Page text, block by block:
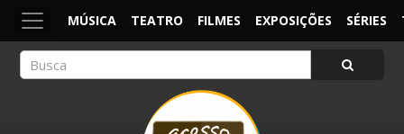
MÚSICA TEATRO FILMES EXPOSIÇÕES SÉRIES